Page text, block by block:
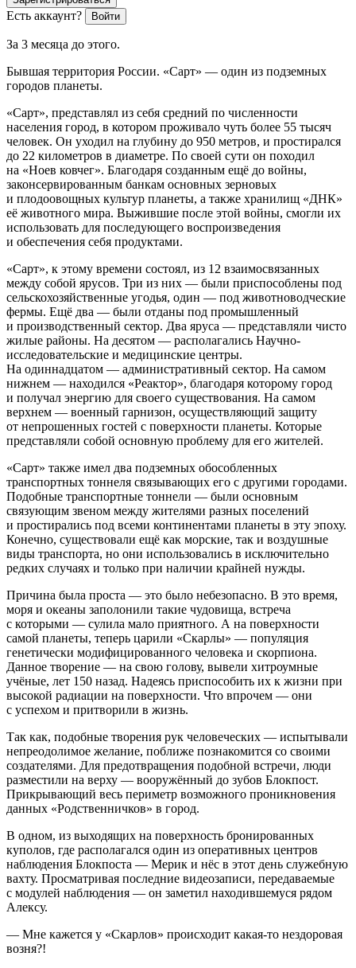
Есть аккаунт? Войти
За 3 месяца до этого.
Бывшая территория России. «Сарт» — один из подземных
городов планеты.
«Сарт», представлял из себя средний по численности
населения город, в котором проживало чуть более 55 тысяч
человек. Он уходил на глубину до 950 метров, и простирался
до 22 километров в диаметре. По своей сути он походил
на «Ноев ковчег». Благодаря созданным ещё до войны,
законсервированным банкам основных зерновых
и плодоовощных культур планеты, а также хранилищ «ДНК»
её животного мира. Выжившие после этой войны, смогли их
использовать для последующего воспроизведения
и обеспечения себя продуктами.
«Сарт», к этому времени состоял, из 12 взаимосвязанных
между собой ярусов. Три из них — были приспособлены под
сельскохозяйственные угодья, один — под животноводческие
фермы. Ещё два — были отданы под промышленный
и производственный сектор. Два яруса — представляли чисто
жилые районы. На десятом — располагались Научно-
исследовательские и медицинские центры.
На одиннадцатом — административный сектор. На самом
нижнем — находился «Реактор», благодаря которому город
и получал энергию для своего существования. На самом
верхнем — военный гарнизон, осуществляющий защиту
от непрошенных гостей с поверхности планеты. Которые
представляли собой основную проблему для его жителей.
«Сарт» также имел два подземных обособленных
транспортных тоннеля связывающих его с другими городами.
Подобные транспортные тоннели — были основным
связующим звеном между жителями разных поселений
и простирались под всеми континентами планеты в эту эпоху.
Конечно, существовали ещё как морские, так и воздушные
виды транспорта, но они использовались в исключительно
редких случаях и только при наличии крайней нужды.
Причина была проста — это было небезопасно. В это время,
моря и океаны заполонили такие чудовища, встреча
с которыми — сулила мало приятного. А на поверхности
самой планеты, теперь царили «Скарлы» — популяция
генетически модифицированного человека и скорпиона.
Данное творение — на свою голову, вывели хитроумные
учёные, лет 150 назад. Надеясь приспособить их к жизни при
высокой радиации на поверхности. Что впрочем — они
с успехом и притворили в жизнь.
Так как, подобные творения рук человеческих — испытывали
непреодолимое желание, поближе познакомится со своими
создателями. Для предотвращения подобной встречи, люди
разместили на верху — вооружённый до зубов Блокпост.
Прикрывающий весь периметр возможного проникновения
данных «Родственничков» в город.
В одном, из выходящих на поверхность бронированных
куполов, где располагался один из оперативных центров
наблюдения Блокпоста — Мерик и нёс в этот день служебную
вахту. Просматривая последние видеозаписи, передаваемые
с модулей наблюдения — он заметил находившемуся рядом
Алексу.
— Мне кажется у «Скарлов» происходит какая-то нездоровая
возня?!